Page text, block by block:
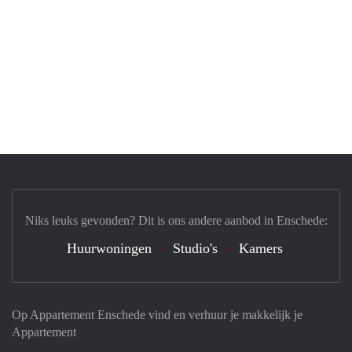
Op Appartement Enschede vind en verhuur je makkelijk je
Appartement
Niks leuks gevonden? Dit is ons andere aanbod in Enschede:
Huurwoningen Studio's Kamers